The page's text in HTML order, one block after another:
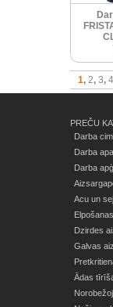
1 2 3 4
PREČU
Darba
Darba
Darba
Acu un
Dzirdes
Galvas
Ādas